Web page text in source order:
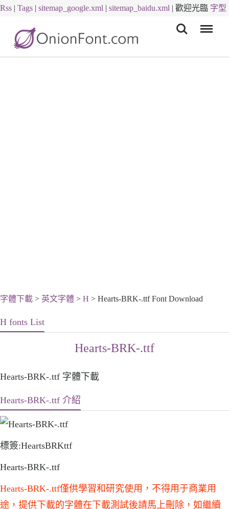
Rss | Tags | sitemap_google.xml | sitemap_baidu.xml | 歡迎光臨 字型
字體下載 > 英文字體 > H > Hearts-BRK-.ttf Font Download
H fonts List
Hearts-BRK-.ttf
Hearts-BRK-.ttf 字體下載
Hearts-BRK-.ttf 介紹
標簽:HeartsBRKttf
Hearts-BRK-.ttf
Hearts-BRK-.ttf僅供學習和研究使用，不得用于商業用
途，提供下載的字體在下載測試後請馬上刪除，如繼續